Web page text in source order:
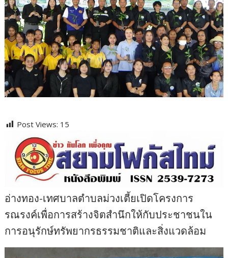
Post Views: 15
อ่างทอง-เทศบาลตำบลม่วงเตี้ยเปิดโครงการ
รณรงค์เพื่อการสร้างจิตสำนึกให้กับประชาชนใน
การอนุรักษ์ทรัพยากรธรรมชาติและสิ่งแวดล้อม